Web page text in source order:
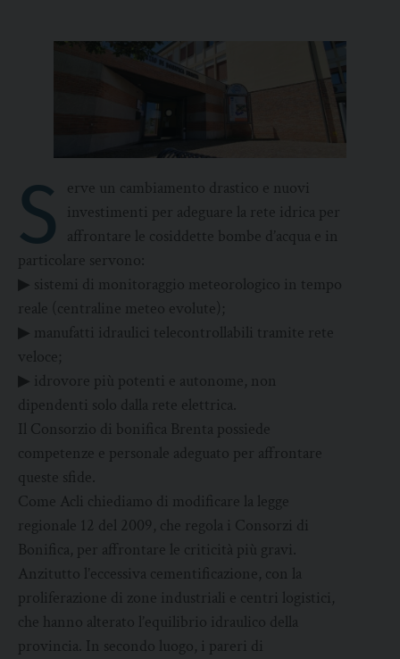
S
erve un cambiamento drastico e nuovi
investimenti per adeguare la rete idrica per
affrontare le cosiddette bombe d’acqua e in
particolare servono:
▶ sistemi di monitoraggio meteorologico in tempo
reale (centraline meteo evolute);
▶ manufatti idraulici telecontrollabili tramite rete
veloce;
▶ idrovore più potenti e autonome, non
dipendenti solo dalla rete elettrica.
Il Consorzio di bonifica Brenta possiede
competenze e personale adeguato per affrontare
queste sfide.
Come Acli chiediamo di modificare la legge
regionale 12 del 2009, che regola i Consorzi di
Bonifica, per affrontare le criticità più gravi.
Anzitutto l’eccessiva cementificazione, con la
proliferazione di zone industriali e centri logistici,
che hanno alterato l’equilibrio idraulico della
provincia. In secondo luogo, i pareri di